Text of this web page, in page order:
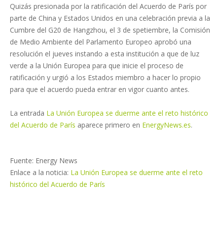
Quizás presionada por la ratificación del Acuerdo de París por
parte de China y Estados Unidos en una celebración previa a la
Cumbre del G20 de Hangzhou, el 3 de spetiembre, la Comisión
de Medio Ambiente del Parlamento Europeo aprobó una
resolución el jueves instando a esta institución a que de luz
verde a la Unión Europea para que inicie el proceso de
ratificación y urgió a los Estados miembro a hacer lo propio
para que el acuerdo pueda entrar en vigor cuanto antes.
La entrada La Unión Europea se duerme ante el reto histórico
del Acuerdo de París aparece primero en EnergyNews.es.
Fuente: Energy News
Enlace a la noticia: La Unión Europea se duerme ante el reto
histórico del Acuerdo de París